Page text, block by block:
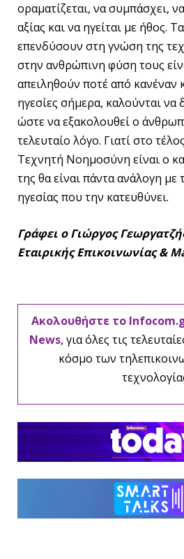
οραματίζεται, να συμπάσχει,
αξίας και να ηγείται με ήθος.
επενδύσουν στη γνώση της
στην ανθρώπινη φύση τους
απειληθούν ποτέ από κανέναν
ηγεσίες σήμερα, καλούνται να
ώστε να εξακολουθεί ο
τελευταίο λόγο. Γιατί στο
Τεχνητή Νοημοσύνη είναι ο
της θα είναι πάντα ανάλογη με
ηγεσίας που την κατευθύνει.
Γράφει ο Γιώργος
Εταιρικής Επικοινωνίας &
Ακολουθήστε το
News, για όλες τις
κόσμο των